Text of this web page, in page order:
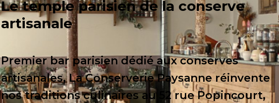
Le temple parisien de la conserve
artisanale
Premier bar parisien dédié aux conserves
artisanales, La Conserverie Paysanne réinvente
nos traditions culinaires au 52 rue Popincourt,